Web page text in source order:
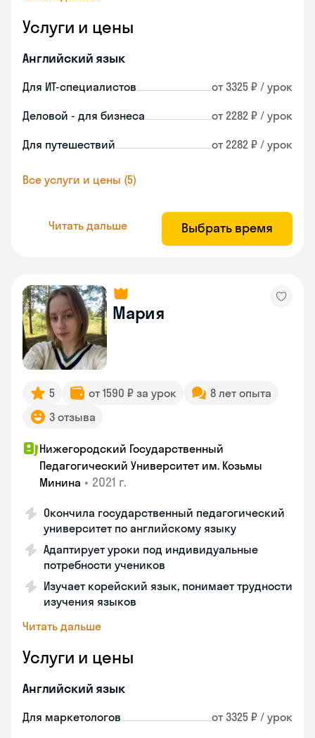
Услуги и цены
Английский язык
Для ИТ-специалистов от 3325 ₽ / урок
Деловой - для бизнеса от 2282 ₽ / урок
Для путешествий от 2282 ₽ / урок
Все услуги и цены (5)
Читать дальше Выбрать время
Мария
5 от 1590 ₽ за урок
8 лет опыта
3 отзыва
Нижегородский Государственный
Педагогический Университет им. Козьмы
Минина • 2021 г.
Окончила государственный педагогический
университет по английскому языку
Адаптирует уроки под индивидуальные
потребности учеников
Изучает корейский язык, понимает трудности
изучения языков
Читать дальше
Услуги и цены
Английский язык
Для маркетологов от 3325 ₽ / урок